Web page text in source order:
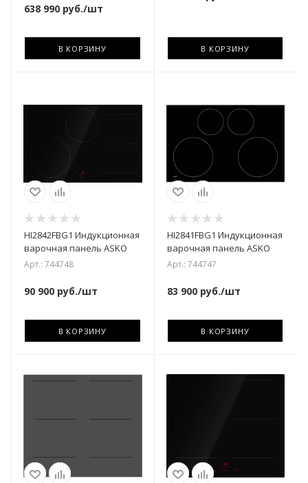
638 990 руб./шт
В КОРЗИНУ В КОРЗИНУ
HI2842FBG1 Индукционная
варочная панель ASKO
Арт.: 744748
90 900 руб./шт
В КОРЗИНУ
HI2841FBG1 Индукционная
варочная панель ASKO
Арт.: 744747
83 900руб./шт
В КОРЗИНУ